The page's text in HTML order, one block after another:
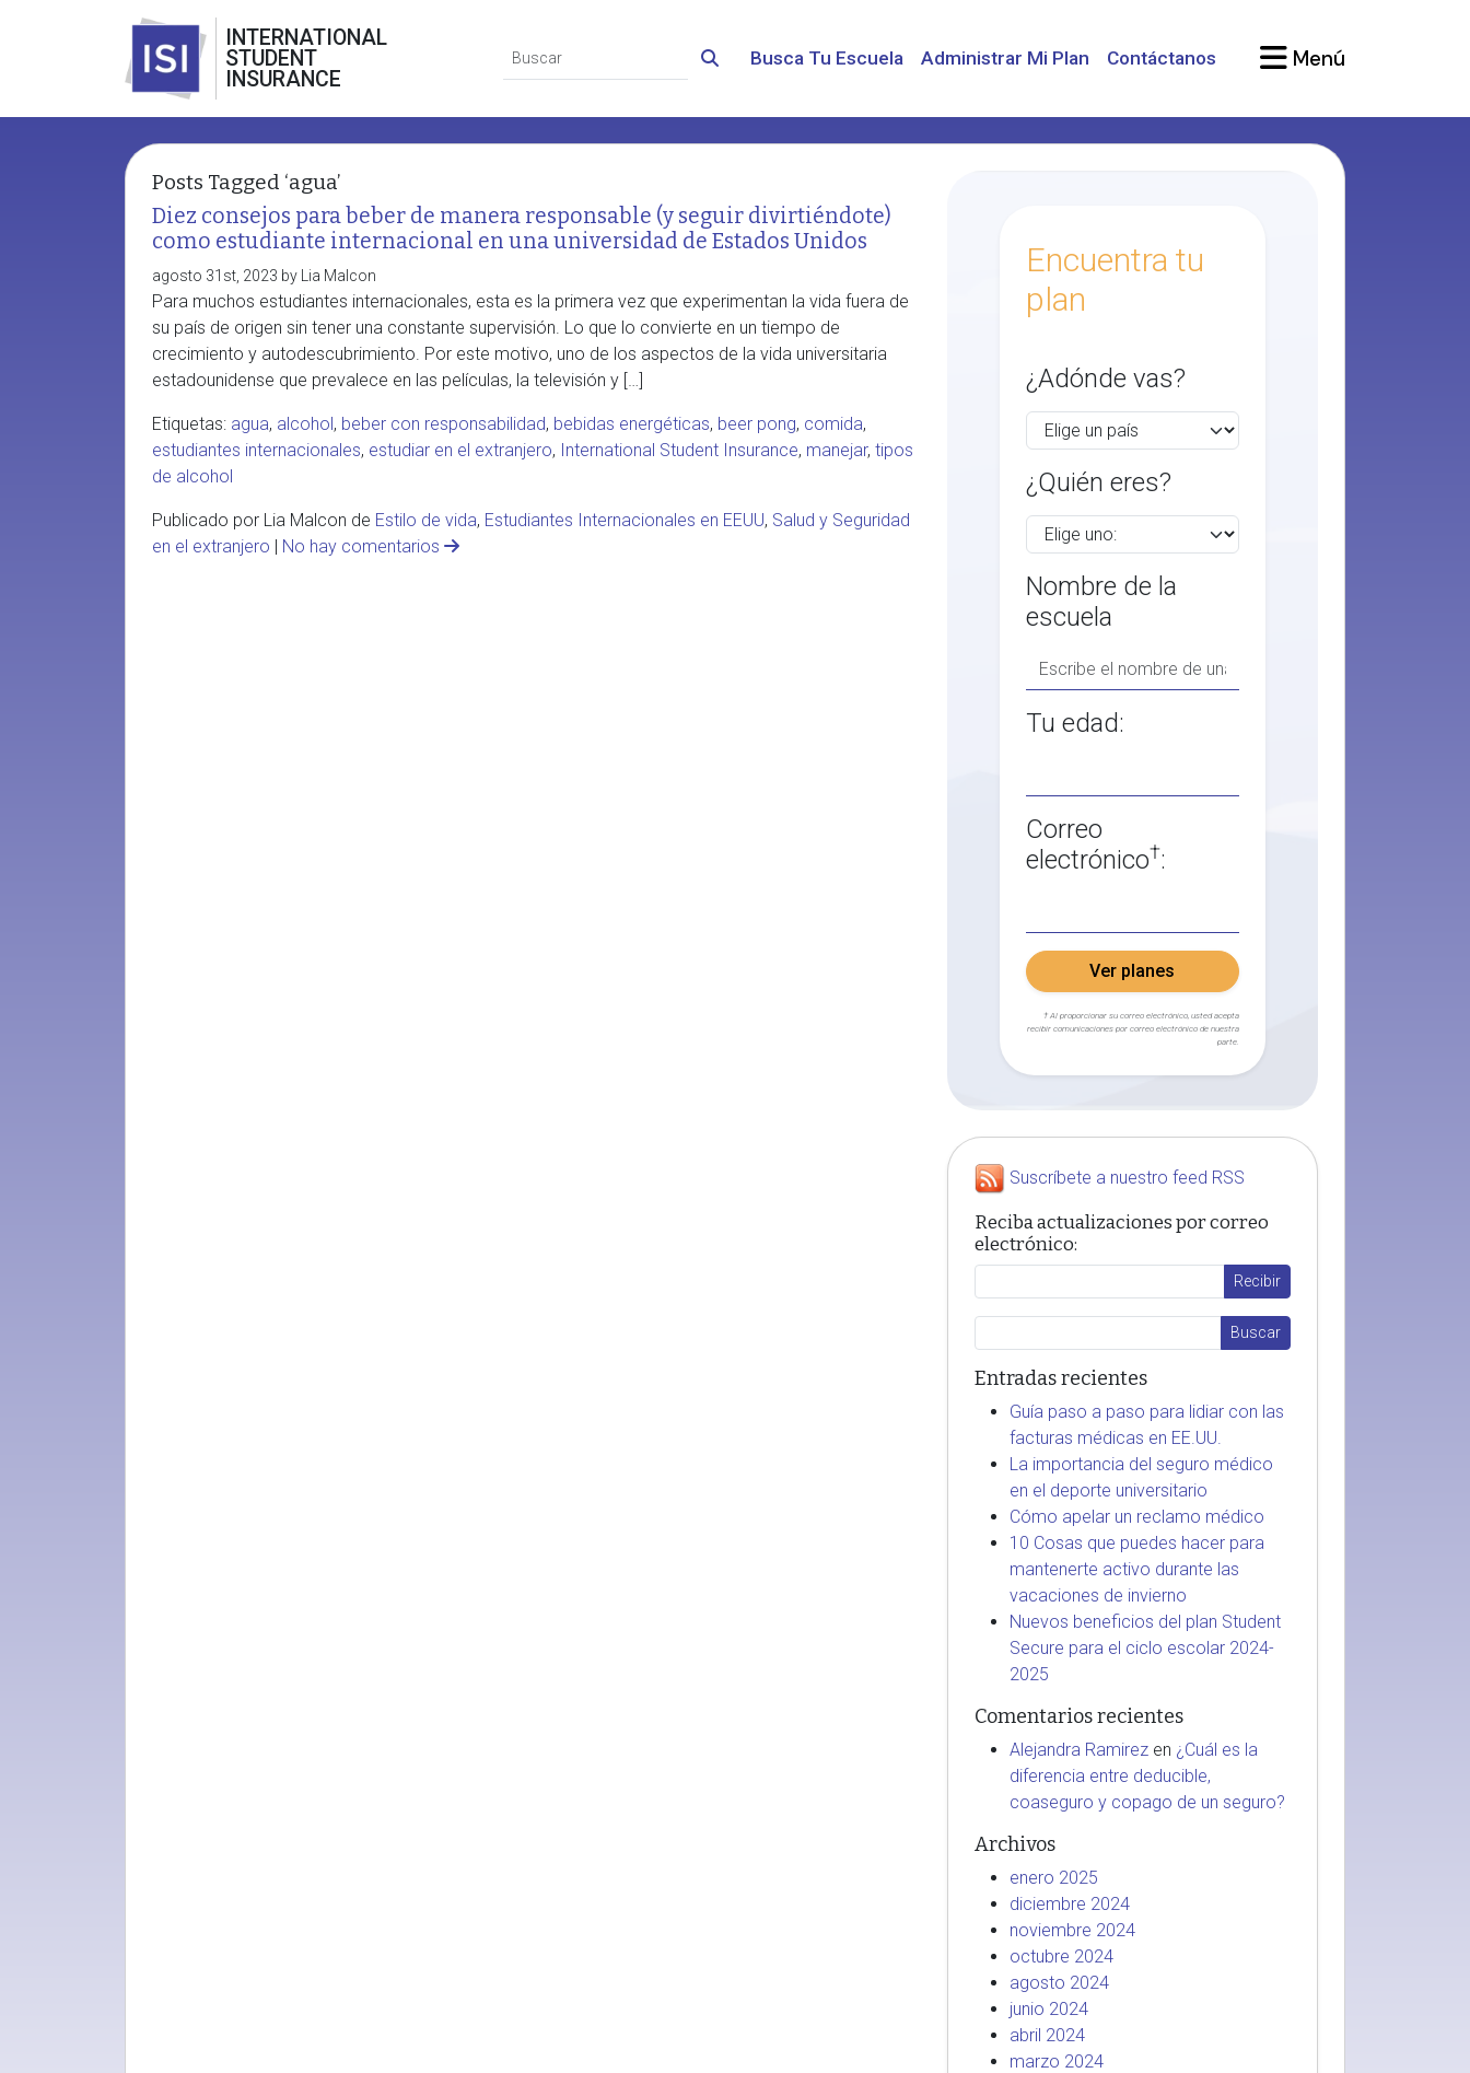
INTERNATIONAL
STUDENT
INSURANCE
Busca Tu Escuela Administrar Mi Plan Contáctanos Menú
Posts Tagged ‘agua’
Diez consejos para beber de manera responsable (y seguir divirtiéndote)
como estudiante internacional en una universidad de Estados Unidos
agosto 31st, 2023 by Lia Malcon
Para muchos estudiantes internacionales, esta es la primera vez que experimentan la vida fuera de
su país de origen sin tener una constante supervisión. Lo que lo convierte en un tiempo de
crecimiento y autodescubrimiento. Por este motivo, uno de los aspectos de la vida universitaria
estadounidense que prevalece en las películas, la televisión y […]
Etiquetas: agua, alcohol, beber con responsabilidad, bebidas energéticas, beer pong, comida,
estudiantes internacionales, estudiar en el extranjero, International Student Insurance, manejar, tipos
de alcohol
Publicado por Lia Malcon de Estilo de vida, Estudiantes Internacionales en EEUU, Salud y Seguridad
en el extranjero | No hay comentarios
Encuentra tu
plan
¿Adónde vas?
¿Quién eres?
Nombre de la
escuela
Tu edad:
Correo
electrónico†:
Ver planes
† Al proporcionar su correo electrónico, usted acepta
recibir comunicaciones por correo electrónico de nuestra
parte.
Suscríbete a nuestro feed RSS
Reciba actualizaciones por correo
electrónico:
Entradas recientes
Guía paso a paso para lidiar con las
facturas médicas en EE.UU.
La importancia del seguro médico
en el deporte universitario
Cómo apelar un reclamo médico
10 Cosas que puedes hacer para
mantenerte activo durante las
vacaciones de invierno
Nuevos beneficios del plan Student
Secure para el ciclo escolar 2024-
2025
Comentarios recientes
Alejandra Ramirezen ¿Cuál es la
diferencia entre deducible,
coaseguro y copago de un seguro?
Archivos
enero 2025
diciembre 2024
noviembre 2024
octubre 2024
agosto 2024
junio 2024
abril 2024
marzo 2024